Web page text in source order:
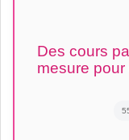
Des cours
mesure